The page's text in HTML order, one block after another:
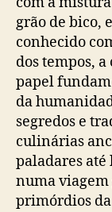
grão de bico,
conhecido
dos tempos,
papel
da
segredos e
culinárias
paladares até
numa viagem
primórdios